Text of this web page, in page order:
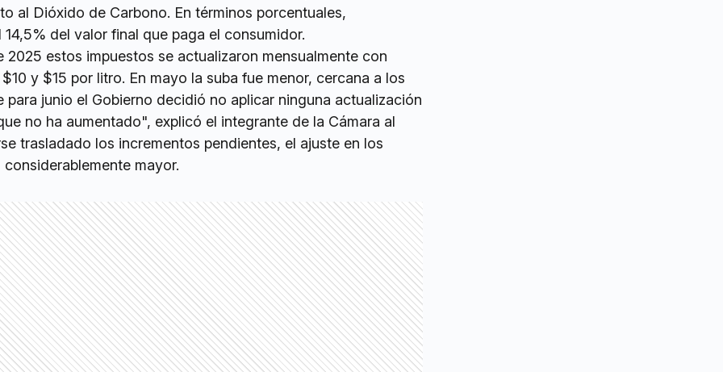
al Dióxido de Carbono. En términos porcentuales,
del valor final que paga el consumidor.
2025 estos impuestos se actualizaron mensualmente con
y $15 por litro. En mayo la suba fue menor, cercana a los
para junio el Gobierno decidió no aplicar ninguna actualización
no ha aumentado", explicó el integrante de la Cámara al
trasladado los incrementos pendientes, el ajuste en los
mayor.